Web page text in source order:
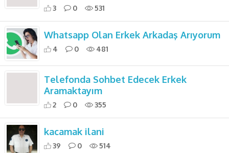
3 0 531
Whatsapp Olan Erkek Arkadaş Arıyorum
4 0 481
Telefonda Sohbet Edecek Erkek
Aramaktayım
2 0 355
kacamak ilani
39 0 514